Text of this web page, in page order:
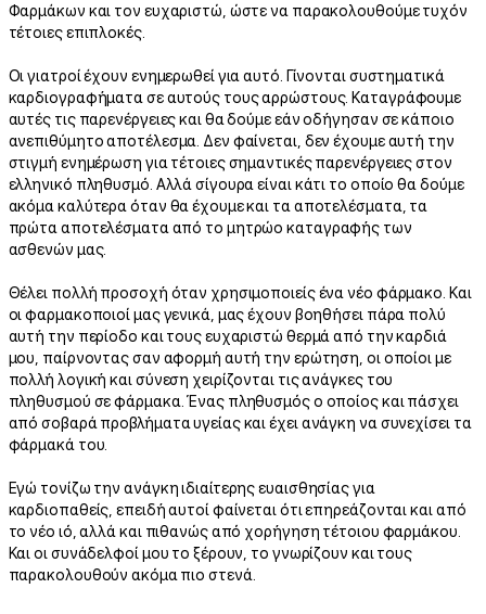
Φαρμάκων και τον ευχαριστώ, ώστε να παρακολουθούμε τυχόν
τέτοιες επιπλοκές.
Οι γιατροί έχουν ενημερωθεί για αυτό. Γίνονται συστηματικά
καρδιογραφήματα σε αυτούς τους αρρώστους. Καταγράφουμε
αυτές τις παρενέργειες και θα δούμε εάν οδήγησαν σε κάποιο
ανεπιθύμητο αποτέλεσμα. Δεν φαίνεται, δεν έχουμε αυτή την
στιγμή ενημέρωση για τέτοιες σημαντικές παρενέργειες στον
ελληνικό πληθυσμό. Αλλά σίγουρα είναι κάτι το οποίο θα δούμε
ακόμα καλύτερα όταν θα έχουμε και τα αποτελέσματα, τα
πρώτα αποτελέσματα από το μητρώο καταγραφής των
ασθενών μας.
Θέλει πολλή προσοχή όταν χρησιμοποιείς ένα νέο φάρμακο. Και
οι φαρμακοποιοί μας γενικά, μας έχουν βοηθήσει πάρα πολύ
αυτή την περίοδο και τους ευχαριστώ θερμά από την καρδιά
μου, παίρνοντας σαν αφορμή αυτή την ερώτηση, οι οποίοι με
πολλή λογική και σύνεση χειρίζονται τις ανάγκες του
πληθυσμού σε φάρμακα. Ένας πληθυσμός ο οποίος και πάσχει
από σοβαρά προβλήματα υγείας και έχει ανάγκη να συνεχίσει τα
φάρμακά του.
Εγώ τονίζω την ανάγκη ιδιαίτερης ευαισθησίας για
καρδιοπαθείς, επειδή αυτοί φαίνεται ότι επηρεάζονται και από
το νέο ιό, αλλά και πιθανώς από χορήγηση τέτοιου φαρμάκου.
Και οι συνάδελφοί μου το ξέρουν, το γνωρίζουν και τους
παρακολουθούν ακόμα πιο στενά.